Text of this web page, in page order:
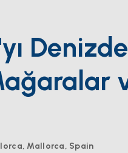
Mallorca, Spain